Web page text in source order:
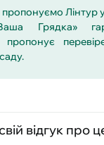
Лінтур
Грядка»
пропонує
відгук про